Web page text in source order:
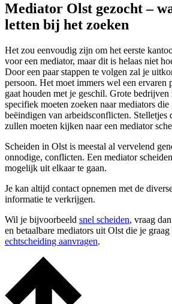
Mediator Olst gezocht –
letten bij het zoeken
Het zou eenvoudig zijn om het eerste
voor een mediator, maar dit is helaas niet
Door een paar stappen te volgen zal je
persoon. Het moet immers wel een
gaat houden met je geschil. Grote
specifiek moeten zoeken naar mediators
beëindigen van arbeidsconflicten. Stelletjes
zullen moeten kijken naar een mediator
Scheiden in Olst is meestal al vervelend
onnodige, conflicten. Een mediator
mogelijk uit elkaar te gaan.
Je kan altijd contact opnemen met de
informatie te verkrijgen.
Wil je bijvoorbeeld snel scheiden, vraag
en betaalbare mediators uit Olst die je graag
echtscheiding aanvragen.